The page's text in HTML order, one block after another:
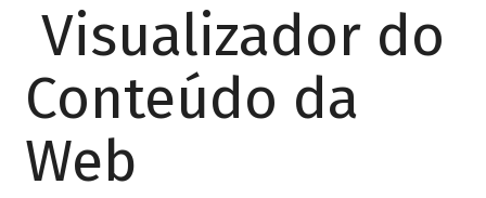
Visualizador do
Conteúdo da
Web